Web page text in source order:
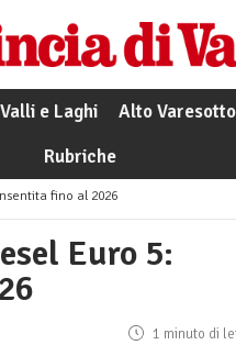
Valli e Laghi Alto Varesotto
Rubriche
fino al 2026
Euro 5:
1 minuto di